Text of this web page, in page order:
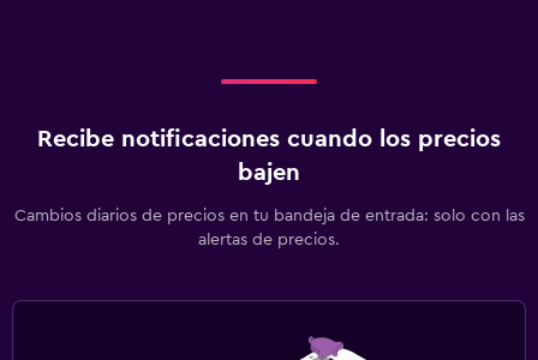
Comedor
Menús para dietas especiales (bajo petición)
Bar/lounge
Minibar
Recibe notificaciones cuando los precios
bajen
Cambios diarios de precios en tu bandeja de entrada: solo con las
alertas de precios.